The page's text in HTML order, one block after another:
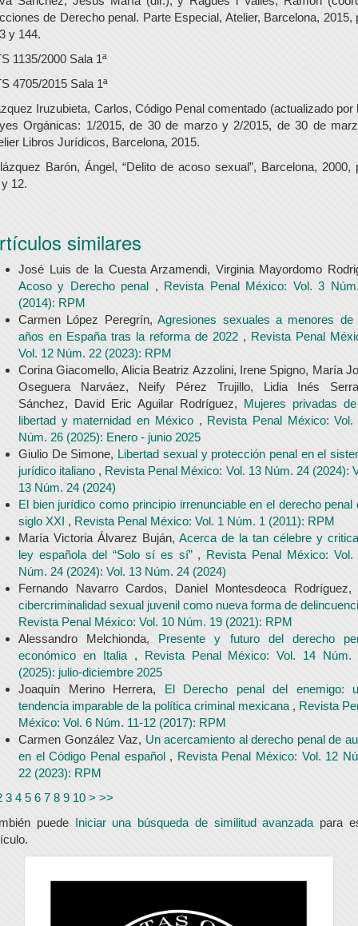
de Derecho penal. Parte Especial, Atelier, Barcelona, 2015,
y 144.
1135/2000 Sala 1ª
4705/2015 Sala 1ª
Iruzubieta, Carlos, Código Penal comentado (actualizado por
Orgánicas: 1/2015, de 30 de marzo y 2/2015, de 30 de
Libros Jurídicos, Barcelona, 2015.
Barón, Ángel, “Delito de acoso sexual”, Barcelona, 2000,
12.
similares
José Luis de la Cuesta Arzamendi, Virginia Mayordomo
Acoso y Derecho penal , Revista Penal México: Vol. 3
(2014): RPM
Carmen López Peregrín,Agresiones sexuales a menores de
años en España tras la reforma de 2022 , Revista Penal
Vol. 12 Núm. 22 (2023): RPM
Corina Giacomello, Alicia Beatriz Azzolini, Irene Spigno, María
Oseguera Narváez, Neify Pérez Trujillo, Lidia Inés
Sánchez, David Eric Aguilar Rodríguez, Mujeres privadas
libertad y maternidad en México , Revista Penal México: Vol.
Núm. 26 (2025): Enero - junio 2025
Giulio De Simone, Libertad sexual y protección penal en el
jurídico italiano , Revista Penal México: Vol. 13 Núm. 24 (2024):
13 Núm. 24 (2024)
El bien jurídico como principio irrenunciable en el derecho penal
siglo XXI , Revista Penal México: Vol. 1 Núm. 1 (2011): RPM
María Victoria Álvarez Buján, Acerca de la tan célebre y
ley española del “Solo sí es sí” , Revista Penal México: Vol.
Núm. 24 (2024): Vol. 13 Núm. 24 (2024)
Fernando Navarro Cardos, Daniel Montesdeoca Rodríguez,
cibercriminalidad sexual juvenil como nueva forma de
Revista Penal México: Vol. 10 Núm. 19 (2021): RPM
Alessandro Melchionda, Presente y futuro del derecho
económico en Italia , Revista Penal México: Vol. 14 Núm.
(2025): julio-diciembre 2025
Joaquín Merino Herrera, El Derecho penal del enemigo:
tendencia imparable de la política criminal mexicana , Revista
México: Vol. 6 Núm. 11-12 (2017): RPM
Carmen González Vaz, Un acercamiento al derecho penal de
en el Código Penal español , Revista Penal México: Vol. 12
22 (2023): RPM
3 4 5 6 7 8 9 10 > >>
puede Iniciar una búsqueda de similitud avanzada para
universidad